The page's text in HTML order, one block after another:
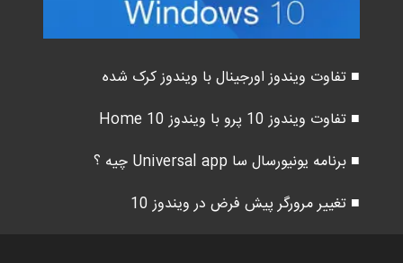
■ تفاوت ویندوز اورجینال با ویندوز کرک شده
■ تفاوت ویندوز 10 پرو با ویندوز 10 Home
■ برنامه یونیورسال سا Universal app چیه ؟
■ تغییر مرورگر پیش فرض در ویندوز 10